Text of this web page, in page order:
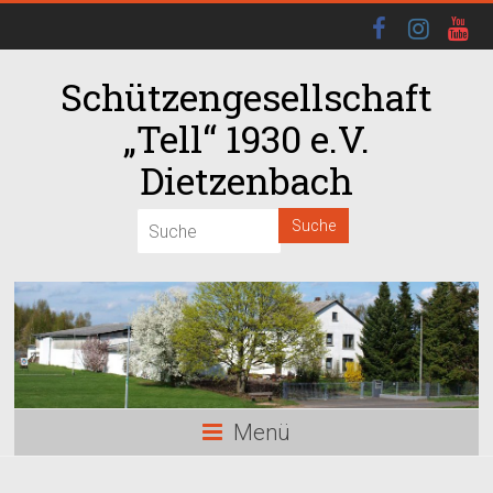
Schützengesellschaft
„Tell“ 1930 e.V.
Dietzenbach
Menü
02:00
04:00